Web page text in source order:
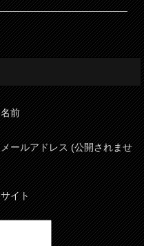
名前
メールアドレス (公開されませ
サイト